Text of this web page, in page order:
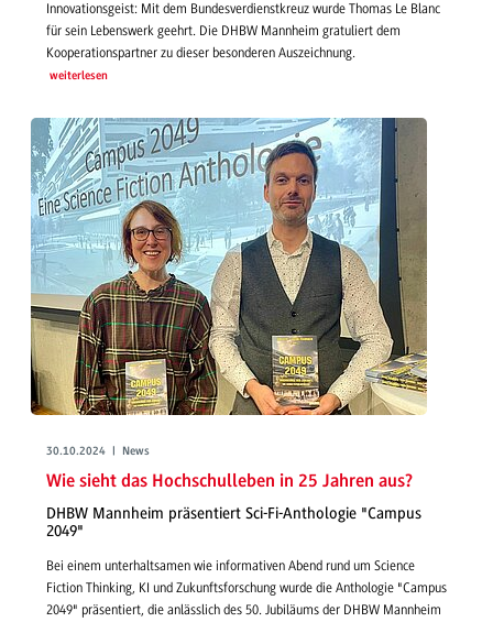
Innovationsgeist: Mit dem Bundesverdienstkreuz wurde Thomas Le Blanc
für sein Lebenswerk geehrt. Die DHBW Mannheim gratuliert dem
Kooperationspartner zu dieser besonderen Auszeichnung.
weiterlesen
30.10.2024 | News
Wie sieht das Hochschulleben in 25 Jahren aus?
DHBW Mannheim präsentiert Sci-Fi-Anthologie "Campus
2049"
Bei einem unterhaltsamen wie informativen Abend rund um Science
Fiction Thinking, KI und Zukunftsforschung wurde die Anthologie "Campus
2049" präsentiert, die anlässlich des 50. Jubiläums der DHBW Mannheim